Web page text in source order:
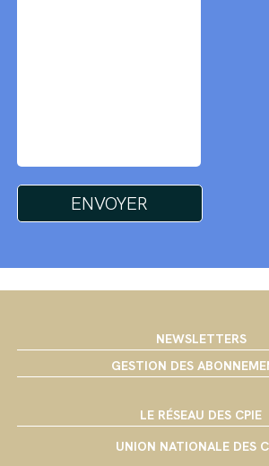
NEWSLETTERS
GESTION DES
LE RÉSEAU DES CPIE
UNION NATIONALE DES